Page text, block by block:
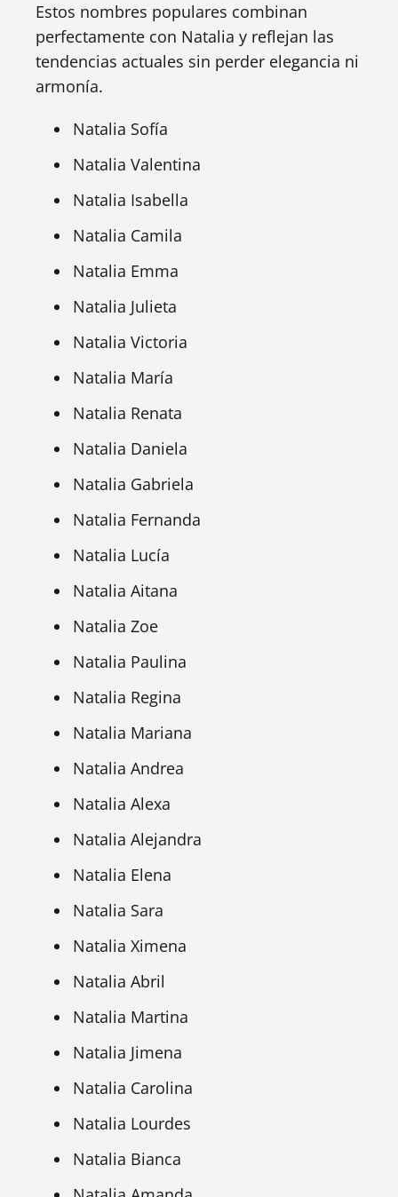
Estos nombres populares combinan
perfectamente con Natalia y reflejan las
tendencias actuales sin perder elegancia ni
armonía.
Natalia Sofía
Natalia Valentina
Natalia Isabella
Natalia Camila
Natalia Emma
Natalia Julieta
Natalia Victoria
Natalia María
Natalia Renata
Natalia Daniela
Natalia Gabriela
Natalia Fernanda
Natalia Lucía
Natalia Aitana
Natalia Zoe
Natalia Paulina
Natalia Regina
Natalia Mariana
Natalia Andrea
Natalia Alexa
Natalia Alejandra
Natalia Elena
Natalia Sara
Natalia Ximena
Natalia Abril
Natalia Martina
Natalia Jimena
Natalia Carolina
Natalia Lourdes
Natalia Bianca